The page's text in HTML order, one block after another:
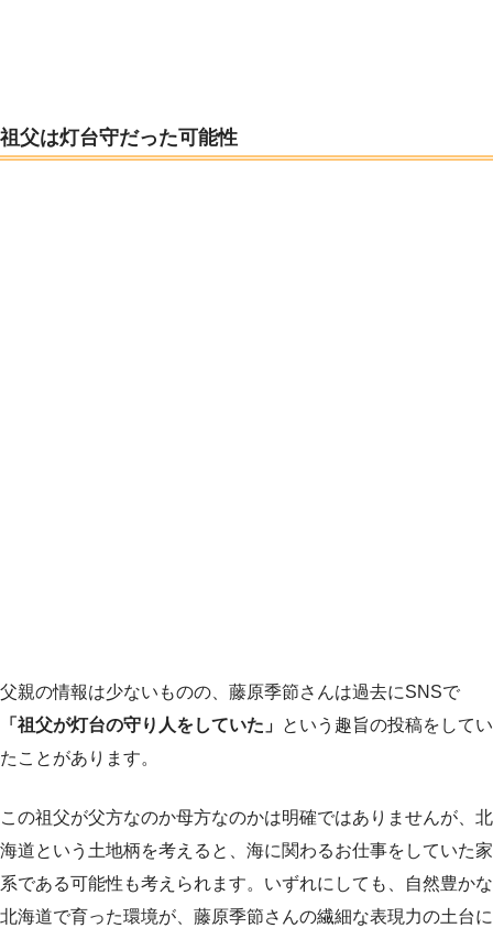
祖父は灯台守だった可能性
父親の情報は少ないものの、藤原季節さんは過去にSNSで
「祖父が灯台の守り人をしていた」 という趣旨の投稿をしてい
たことがあります。
この祖父が父方なのか母方なのかは明確ではありませんが、北
海道という土地柄を考えると、海に関わるお仕事をしていた家
系である可能性も考えられます。いずれにしても、自然豊かな
北海道で育った環境が、藤原季節さんの繊細な表現力の土台に